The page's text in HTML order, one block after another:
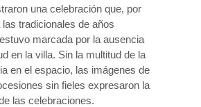
una celebración que, por
tradicionales de años
marcada por la ausencia
en la villa. Sin la multitud de la
en el espacio, las imágenes de
sin fieles expresaron la
las celebraciones.